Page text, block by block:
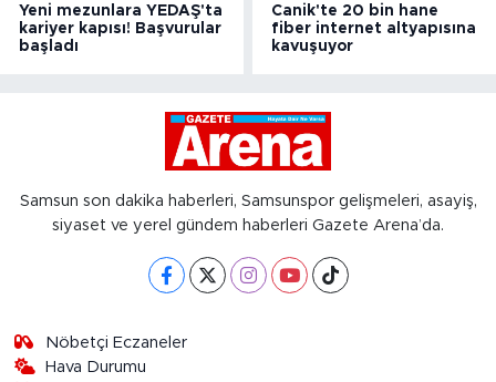
Yeni mezunlara YEDAŞ'ta
kariyer kapısı! Başvurular
başladı
Canik'te 20 bin hane
fiber internet altyapısına
kavuşuyor
Samsun son dakika haberleri, Samsunspor gelişmeleri, asayiş,
siyaset ve yerel gündem haberleri Gazete Arena’da.
Nöbetçi Eczaneler
Hava Durumu